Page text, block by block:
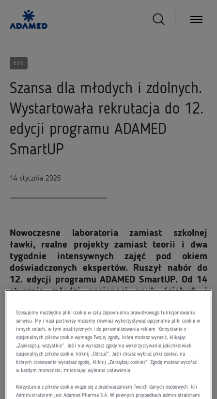
ESG
Szansa dla młodych i zdolnych.
Wystartowała rekrutacja do 12.
edycji programu ADAMED
SmartUP
14 stycznia 2026
Nowoczesne laboratoria zamiast szkolnej
ławki, realne projekty zamiast teorii i dwa
tygodnie intensywnych zajęć pod okiem
doświadczonych ekspertów. Ruszył nabór do
12. edycji programu ADAMED SmartUP. Od 14
stycznia młodzi pasjonaci nauk ścisłych i
mogą aplikować o jedno z 24 miejsc na obozie
naukowym Fundacji Adamed. Rekrutacja
potrwa do 20 lutego 2026 roku.
–Już po raz dwunasty zapraszamy do programu
ADAMED SmartUP osoby, które mają
talent, wiedzę
można chcieć więcej i sięgać dalej. Tworzymy przestrzeń,
Stosujemy niezbędne pliki cookie w celu zapewnienia prawidłowego funkcjonowania
serwisu. My i nasi partnerzy możemy również wykorzystywać opcjonalne pliki cookie w
innych celach, w tym analitycznych i do personalizowania reklam. Korzystanie z
opcjonalnych plików cookie wymaga Twojej zgody, którą możesz wyrazić, klikając
„Zaakceptuj wszystkie”. Jeśli nie wyrażasz zgody na wykorzystywanie jakichkolwiek
opcjonalnych plików cookie, kliknij „Odrzuć”. Jeśli chcesz wybrać pliki cookie, na
których stosowanie wyrażasz zgodę, kliknij „Zarządzaj cookies”. Zgodę możesz wycofać
w każdym momencie, zmieniając wybrane ustawienia.
Korzystanie z plików cookie wiąże się z przetwarzaniem Twoich danych osobowych. Ich
Administratorem jest Adamed Pharma S.A. W pewnych przypadkach administratorami